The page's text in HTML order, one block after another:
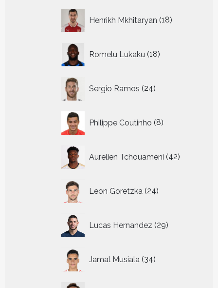
Henrikh Mkhitaryan 18
producten
Romelu Lukaku 18
producten
Sergio Ramos 24
producten
Philippe Coutinho 8
producten
Aurelien Tchouameni 42
producten
Leon Goretzka 24
producten
Lucas Hernandez 29
producten
Jamal Musiala 34
producten